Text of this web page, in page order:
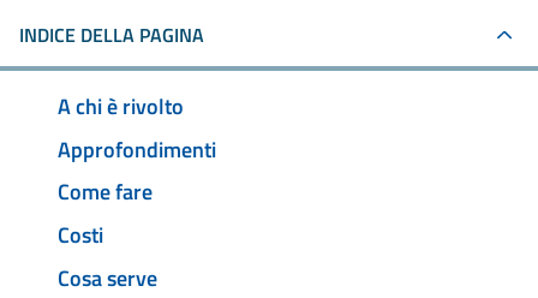
INDICE DELLA PAGINA
A chi è rivolto
Approfondimenti
Come fare
Costi
Cosa serve